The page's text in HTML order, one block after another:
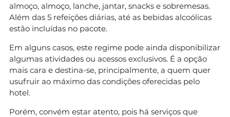
almoço, almoço, lanche, jantar, snacks e sobremesas.
Além das 5 refeições diárias, até as bebidas alcoólicas
estão incluídas no pacote.
Em alguns casos, este regime pode ainda disponibilizar
algumas atividades ou acessos exclusivos. É a opção
mais cara e destina-se, principalmente, a quem quer
usufruir ao máximo das condições oferecidas pelo
hotel.
Porém, convém estar atento, pois há serviços que